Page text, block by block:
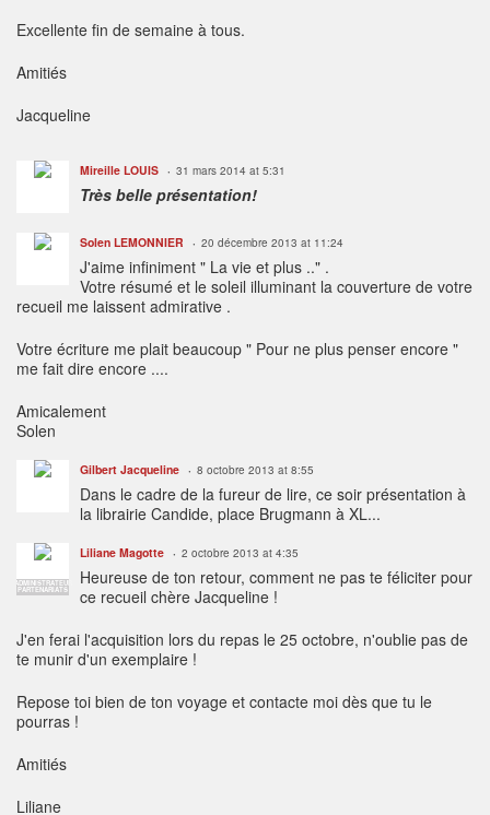
Excellente fin de semaine à tous.
Amitiés
Jacqueline
Mireille LOUIS 31 mars 2014 at 5:31
Très belle présentation!
Solen LEMONNIER 20 décembre 2013 at 11:24
J'aime infiniment " La vie et plus .." .
Votre résumé et le soleil illuminant la couverture de votre
recueil me laissent admirative .
Votre écriture me plait beaucoup " Pour ne plus penser encore "
me fait dire encore ....
Amicalement
Solen
Gilbert Jacqueline 8 octobre 2013 at 8:55
Dans le cadre de la fureur de lire, ce soir présentation à
la librairie Candide, place Brugmann à XL...
ADMINISTRATEUR
PARTENARIATS
Liliane Magotte 2 octobre 2013 at 4:35
Heureuse de ton retour, comment ne pas te féliciter pour
ce recueil chère Jacqueline !
J'en ferai l'acquisition lors du repas le 25 octobre, n'oublie pas de
te munir d'un exemplaire !
Repose toi bien de ton voyage et contacte moi dès que tu le
pourras !
Amitiés
Liliane